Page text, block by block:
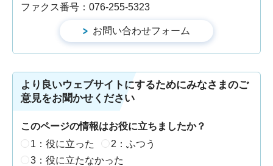
ファクス番号：076-255-5323
より良いウェブサイトにするためにみなさまのご
意見をお聞かせください
このページの情報はお役に立ちましたか？
1：役に立った
2：ふつう
3：役に立たなかった